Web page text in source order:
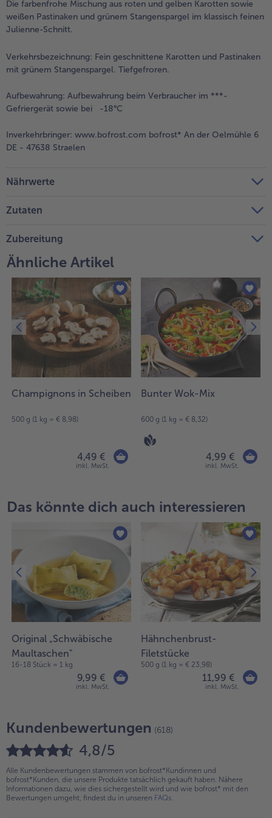
Weiterempfehlen &
Die farbenfrohe Mischung aus roten und gelben Karotten sowie
weißen Pastinaken und grünem Stangenspargel im klassisch feinen
Julienne-Schnitt.
Verkehrsbezeichnung: Fein geschnittene Karotten und Pastinaken
mit grünem Stangenspargel. Tiefgefroren.
Aufbewahrung: Aufbewahrung beim Verbraucher im ***-
Gefriergerät sowie bei -18°C
Inverkehrbringer: www.bofrost.com bofrost* An der Oelmühle 6
DE - 47638 Straelen
Nährwerte
Zutaten
Zubereitung
Ähnliche Artikel
Champignons in Scheiben
500 g (1 kg = € 8,98)
4,49 €
inkl. MwSt.
Bunter Wok-Mix
600 g (1 kg = € 8,32)
4,99 €
inkl. MwSt.
Das könnte dich auch interessieren
Original „Schwäbische
Maultaschen"
16-18 Stück = 1 kg
9,99 €
inkl. MwSt.
Hähnchenbrust-
Filetstücke
500 g (1 kg = € 23,98)
11,99 €
inkl. MwSt.
Kundenbewertungen (618)
4,8/5
Alle Kundenbewertungen stammen von bofrost*Kundinnen und
bofrost*Kunden, die unsere Produkte tatsächlich gekauft haben. Nähere
Informationen dazu, wie dies sichergestellt wird und wie bofrost* mit den
Bewertungen umgeht, findest du in unseren FAQs.